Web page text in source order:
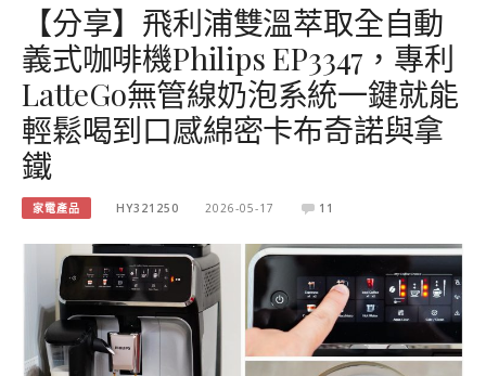
【分享】飛利浦雙溫萃取全自動
義式咖啡機Philips EP3347，專利
LatteGo無管線奶泡系統一鍵就能
輕鬆喝到口感綿密卡布奇諾與拿
鐵
家電產品 HY321250 2026-05-17 11